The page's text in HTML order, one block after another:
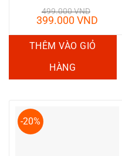
499.000VND
Giá
là:
499.000 VND.
399.000VND
THÊM VÀO GIỎ
HÀNG
-20%